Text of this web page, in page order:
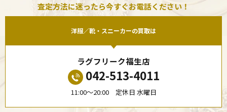
査定方法に迷ったら今すぐお電話ください！
洋服／靴・スニーカーの買取は
ラグフリーク福生店
042-513-4011
11:00〜20:00 定休日 水曜日